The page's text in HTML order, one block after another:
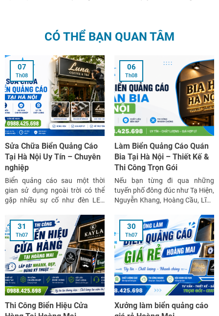
CÓ THỂ BẠN QUAN TÂM
Sửa Chữa Biển Quảng Cáo
Tại Hà Nội Uy Tín – Chuyên
nghiệp
07
Th08
Biển quảng cáo sau một thời
gian sử dụng ngoài trời có thể
gặp nhiều sự cố như đèn LED
mặt alu cong vênh, khung sắt
han gỉ hoặc hệ thống điện chập
chờn. Những hư hỏng này không
chỉ ảnh hưởng […]
Làm Biển Quảng Cáo Quán
Bia Tại Hà Nội – Thiết Kế &
Thi Công Trọn Gói
06
Th08
Nếu bạn từng đi qua những
tuyến phố đông đúc như Tạ Hiện,
Nguyễn Khang, Hoàng Cầu, Lĩnh
nhiều quán bia tại Hà Nội, chắc
hẳn sẽ nhận thấy một điều rất
thú vị. Có những quán lúc nào
cũng đông […]
Thi Công Biển Hiệu Cửa
31
Th07
Xưởng làm biển quảng cáo
30
Th07